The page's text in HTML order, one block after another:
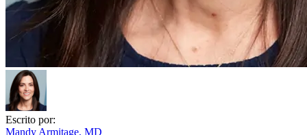
Escrito por:
Mandy Armitage, MD